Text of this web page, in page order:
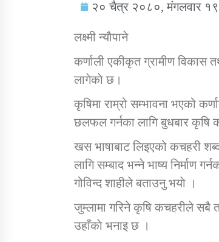
तातोपानी गाउँपालिकाको न्यायिक समिति सम्बन्धी
सन्देश
२० चैत्र २०८०, मंगलवार
लक्ष्मी न्याैपाने
कर्णाली एकीकृत ग्रामीण विकास
लागेकाे छ।
कृषिमा राम्रो सम्भावना भएको
छलफल गर्नका लागि बुधबार कृषि
खस भाषाबाट लिइएको कचहरी
लागि सम्बाद भन्ने भाष्य निर्माण
गोविन्द शाहीले बताउनु भयाे ।
जुम्लामा गरिने कृषि कचहरीले सबै
उहाँकाे भनाइ छ ।